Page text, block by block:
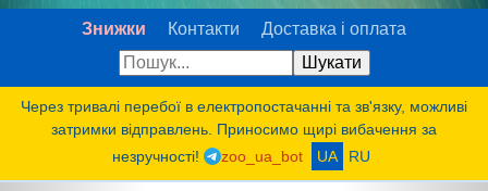
Знижки Контакти Доставка і оплата
Через тривалі перебої в електропостачанні та зв'язку, можливі
затримки відправлень. Приносимо щирі вибачення за
незручності!
zoo_ua_bot UA RU